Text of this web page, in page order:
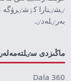
ٸشٸنارا كٶشٸرۋگە
بەرٸلەدٸ.
ماڭىزدى سٸلتەمەلەر
Dala 360